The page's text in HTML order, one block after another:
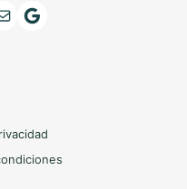
Google